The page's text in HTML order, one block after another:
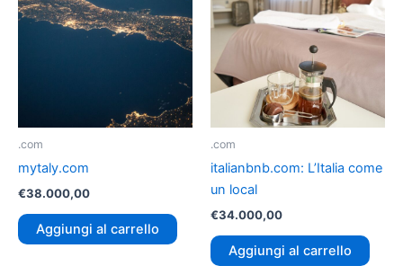
.com
mytaly.com
€38.000,00
Aggiungi al carrello
.com
italianbnb.com: L’Italia come
un local
€34.000,00
Aggiungi al carrello